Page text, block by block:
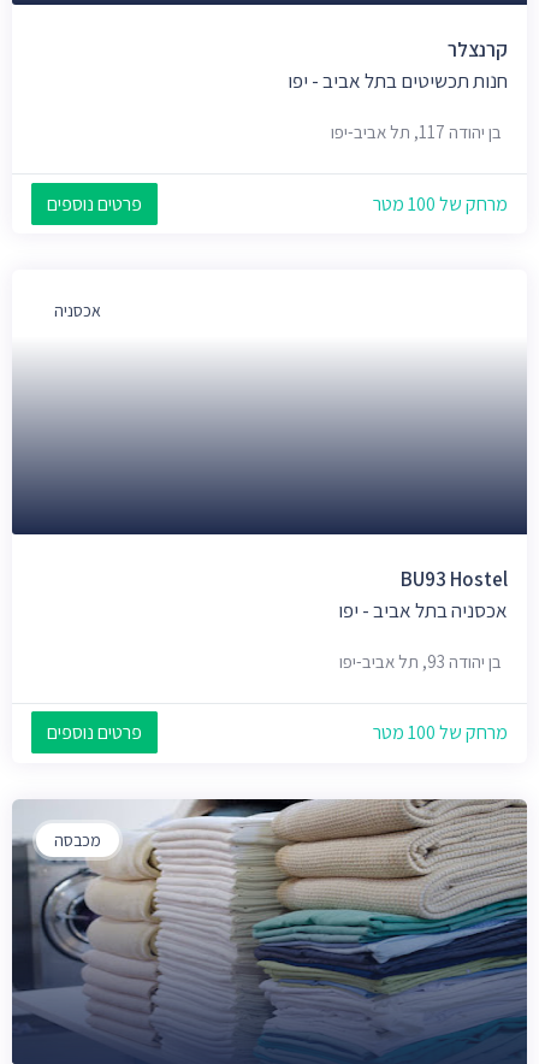
קרנצלר
חנות תכשיטים בתל אביב - יפו
בן יהודה 117, תל אביב-יפו
מרחק של 100 מטר פרטים נוספים
אכסניה
BU93 Hostel
אכסניה בתל אביב - יפו
בן יהודה 93, תל אביב-יפו
מרחק של 100 מטר פרטים נוספים
מכבסה